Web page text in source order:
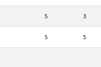
5 3
5 5